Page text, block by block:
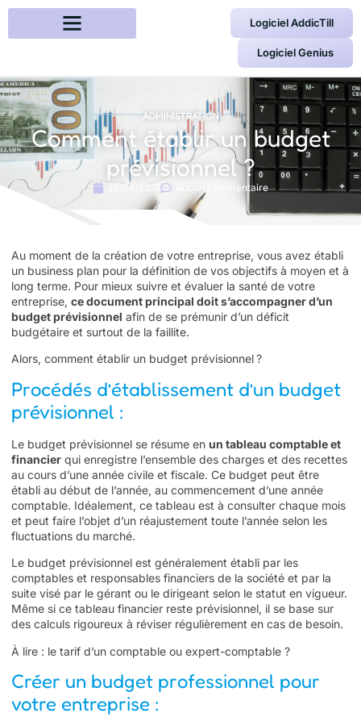
Logiciel AddicTill
Logiciel Genius
ADMINISTRATION
Comment établir un budget
prévisionnel ?
25/04/2018 Aucun commentaire
Au moment de la création de votre entreprise, vous avez établi
un business plan pour la définition de vos objectifs à moyen et à
long terme. Pour mieux suivre et évaluer la santé de votre
entreprise, ce document principal doit s’accompagner d’un
budget prévisionnel afin de se prémunir d’un déficit
budgétaire et surtout de la faillite.
Alors, comment établir un budget prévisionnel ?
Procédés d’établissement d’un budget
prévisionnel :
Le budget prévisionnel se résume en un tableau comptable et
financier qui enregistre l’ensemble des charges et des recettes
au cours d’une année civile et fiscale. Ce budget peut être
établi au début de l’année, au commencement d’une année
comptable. Idéalement, ce tableau est à consulter chaque mois
et peut faire l’objet d’un réajustement toute l’année selon les
fluctuations du marché.
Le budget prévisionnel est généralement établi par les
comptables et responsables financiers de la société et par la
suite visé par le gérant ou le dirigeant selon le statut en vigueur.
Même si ce tableau financier reste prévisionnel, il se base sur
des calculs rigoureux à réviser régulièrement en cas de besoin.
À lire : le tarif d’un comptable ou expert-comptable ?
Créer un budget professionnel pour
votre entreprise :